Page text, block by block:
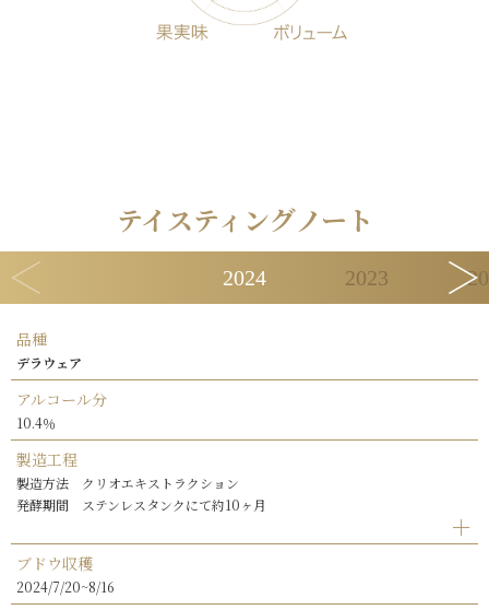
テイスティングノート
2024 2023
品種
デラウェア
アルコール分
10.4％
製造工程
製造方法 クリオエキストラクション
発酵期間 ステンレスタンクにて約10ヶ月
ブドウ収穫
2024/7/20~8/16